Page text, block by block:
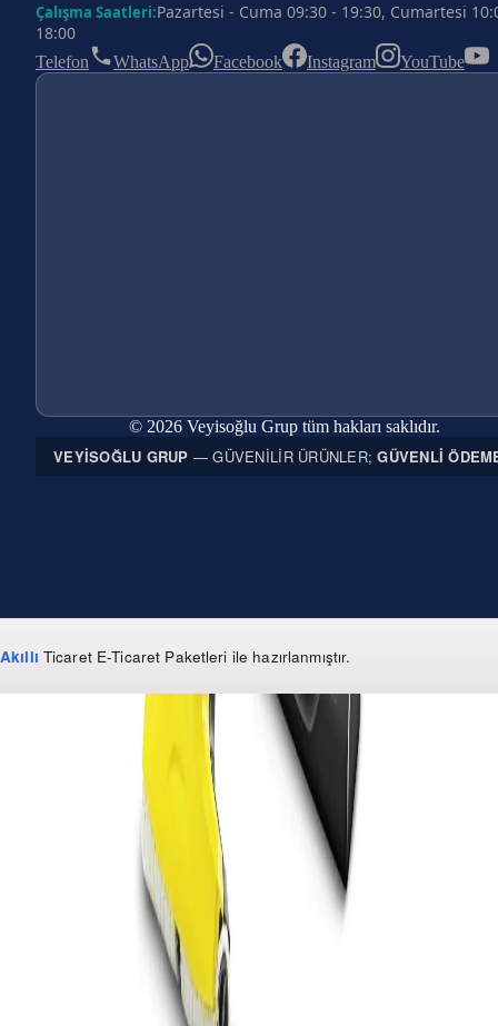
Çalışma Saatleri:Pazartesi - Cuma 09:30 - 19:30, Cumartesi
18:00
Telefon WhatsApp Facebook Instagram YouTube
© 2026 Veyisoğlu Grup tüm hakları saklıdır.
VEYISOĞLU GRUP — GÜVENILIR ÜRÜNLER;GÜVENLI
Akıllı Ticaret E-Ticaret Paketleri ile hazırlanmıştır.